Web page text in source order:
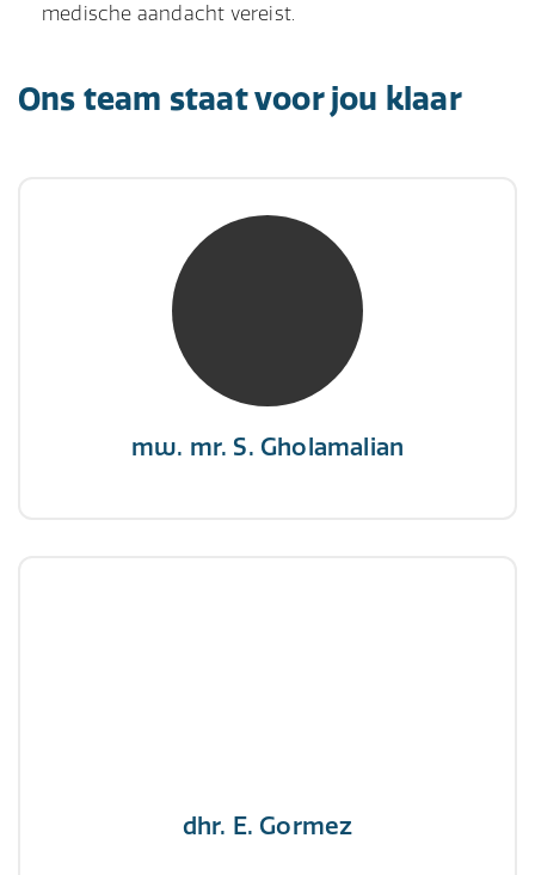
medische aandacht vereist.
Ons team staat voor jou klaar
mw. mr. S. Gholamalian
mw. mr. S. Gholamalian
NIVRE Register-Expert
“Als je de richting van de wind niet kunt
veranderen, verander dan de stand van je
dhr. E. Gormez